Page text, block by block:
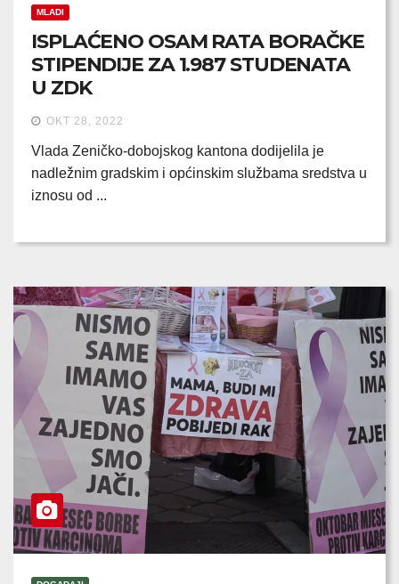
MLADI
ISPLAĆENO OSAM RATA BORAČKE
STIPENDIJE ZA 1.987 STUDENATA
U ZDK
OKT 28, 2022
Vlada Zeničko-dobojskog kantona dodijelila je
nadležnim gradskim i općinskim službama sredstva u
iznosu od ...